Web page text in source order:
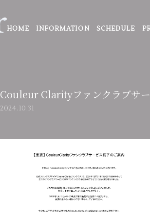
HOME INFORMATION SCHEDULE
Couleur Clarityファンクラブサ
2024.10.31